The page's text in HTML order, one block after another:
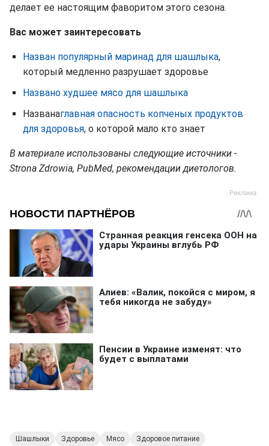
делает ее настоящим фаворитом этого сезона.
Вас может заинтересовать
Назван популярный маринад для шашлыка,
который медленно разрушает здоровье
Названо худшее мясо для шашлыка
Названаглавная опасность копченых продуктов
для здоровья, о которой мало кто знает
В материале использованы следующие источники -
Strona Zdrowia, PubMed, рекомендации диетологов.
Шашлыки Здоровье Мясо Здоровое питание